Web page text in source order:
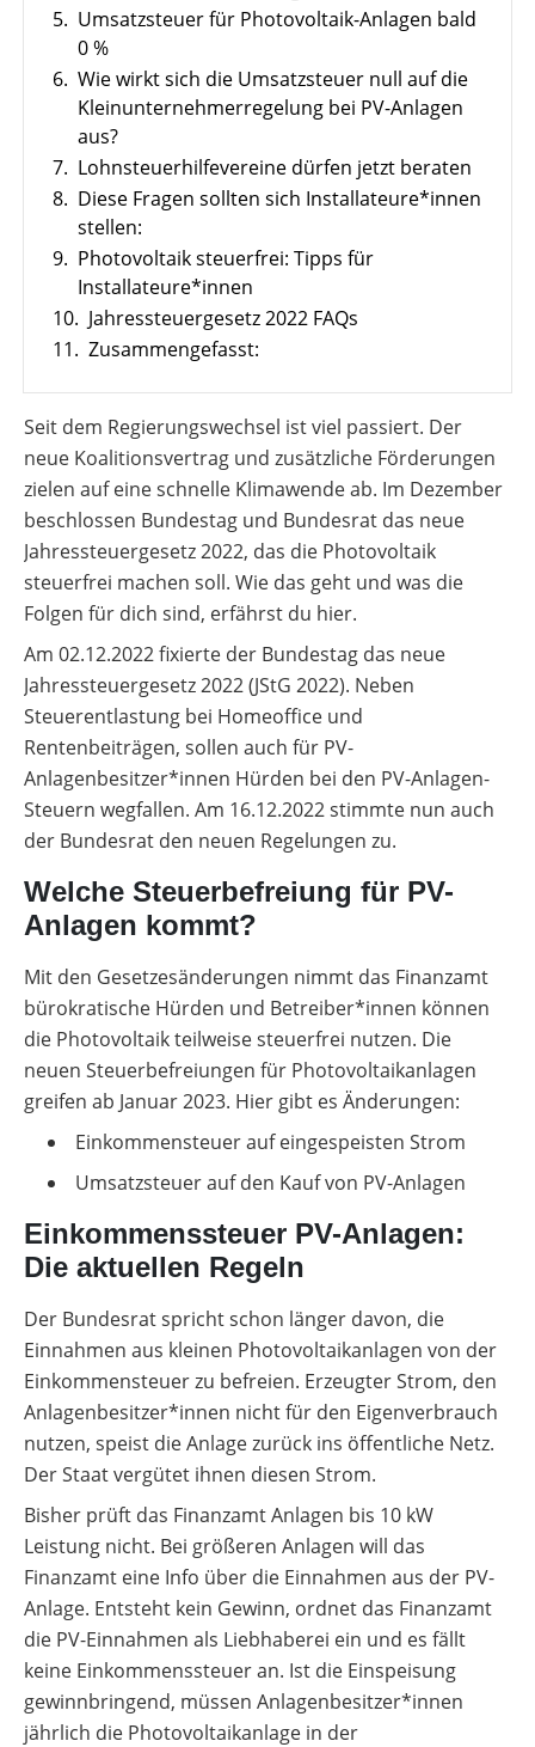
Voraussetzungen
Wärmepumpe:
Wirtschaftlichkeit
berechnen
Unabhängigkeitsrechner
Marktstammdatenregister
5. Umsatzsteuer für Photovoltaik-Anlagen bald
0 %
6. Wie wirkt sich die Umsatzsteuer null auf die
Kleinunternehmerregelung bei PV-Anlagen
aus?
7. Lohnsteuerhilfevereine dürfen jetzt beraten
8. Diese Fragen sollten sich Installateure*innen
stellen:
9. Photovoltaik steuerfrei: Tipps für
Installateure*innen
10. Jahressteuergesetz 2022 FAQs
11. Zusammengefasst:
Seit dem Regierungswechsel ist viel passiert. Der
neue Koalitionsvertrag und zusätzliche Förderungen
zielen auf eine schnelle Klimawende ab. Im Dezember
beschlossen Bundestag und Bundesrat das neue
Jahressteuergesetz 2022, das die Photovoltaik
steuerfrei machen soll. Wie das geht und was die
Folgen für dich sind, erfährst du hier.
Am 02.12.2022 fixierte der Bundestag das neue
Jahressteuergesetz 2022 (JStG 2022). Neben
Steuerentlastung bei Homeoffice und
Rentenbeiträgen, sollen auch für PV-
Anlagenbesitzer*innen Hürden bei den PV-Anlagen-
Steuern wegfallen. Am 16.12.2022 stimmte nun auch
der Bundesrat den neuen Regelungen zu.
Welche Steuerbefreiung für PV-
Anlagen kommt?
Mit den Gesetzesänderungen nimmt das Finanzamt
bürokratische Hürden und Betreiber*innen können
die Photovoltaik teilweise steuerfrei nutzen. Die
neuen Steuerbefreiungen für Photovoltaikanlagen
greifen ab Januar 2023. Hier gibt es Änderungen:
Einkommensteuer auf eingespeisten Strom
Umsatzsteuer auf den Kauf von PV-Anlagen
Einkommenssteuer PV-Anlagen:
Die aktuellen Regeln
Der Bundesrat spricht schon länger davon, die
Einnahmen aus kleinen Photovoltaikanlagen von der
Einkommensteuer zu befreien. Erzeugter Strom, den
Anlagenbesitzer*innen nicht für den Eigenverbrauch
nutzen, speist die Anlage zurück ins öffentliche Netz.
Der Staat vergütet ihnen diesen Strom.
Bisher prüft das Finanzamt Anlagen bis 10 kW
Leistung nicht. Bei größeren Anlagen will das
Finanzamt eine Info über die Einnahmen aus der PV-
Anlage. Entsteht kein Gewinn, ordnet das Finanzamt
die PV-Einnahmen als Liebhaberei ein und es fällt
keine Einkommenssteuer an. Ist die Einspeisung
gewinnbringend, müssen Anlagenbesitzer*innen
jährlich die Photovoltaikanlage in der